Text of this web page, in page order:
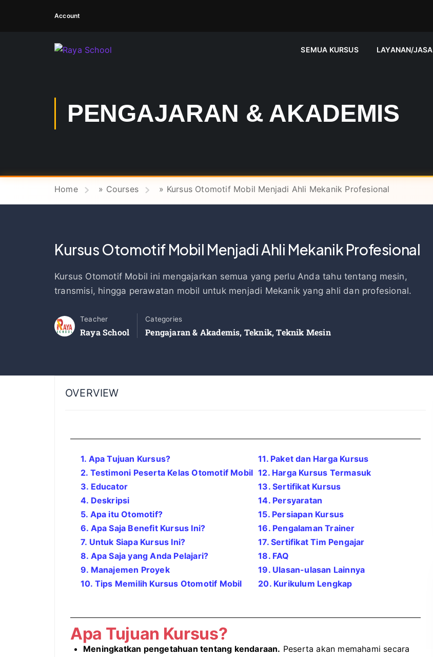
Account
SEMUA KURSUS LAYANAN/JASA
PENGAJARAN & AKADEMIS
Home » Courses » Kursus Otomotif Mobil Menjadi Ahli Mekanik Profesional
Kursus Otomotif Mobil Menjadi Ahli Mekanik Profesional
Kursus Otomotif Mobil ini mengajarkan semua yang perlu Anda tahu tentang mesin,
transmisi, hingga perawatan mobil untuk menjadi Mekanik yang ahli dan profesional.
Teacher
Raya School
Categories
Pengajaran & Akademis, Teknik,Teknik Mesin
OVERVIEW
1. Apa Tujuan Kursus?
2. Testimoni Peserta KelasOtomotif Mobil
3. Educator
4. Deskripsi
5. Apa ituOtomotif?
6. Apa Saja Benefit Kursus Ini?
7. Untuk Siapa Kursus Ini?
8. Apa Saja yang Anda Pelajari?
9. Manajemen Proyek
10. Tips Memilih Kursus Otomotif Mobil
11. Paket dan Harga Kursus
12. Harga Kursus Termasuk
13. Sertifikat Kursus
14. Persyaratan
15. Persiapan Kursus
16. Pengalaman Trainer
17. Sertifikat Tim Pengajar
18. FAQ
19. Ulasan-ulasan Lainnya
20. Kurikulum Lengkap
Apa Tujuan Kursus?
Meningkatkan pengetahuan tentang kendaraan. Peserta akan memahami secara